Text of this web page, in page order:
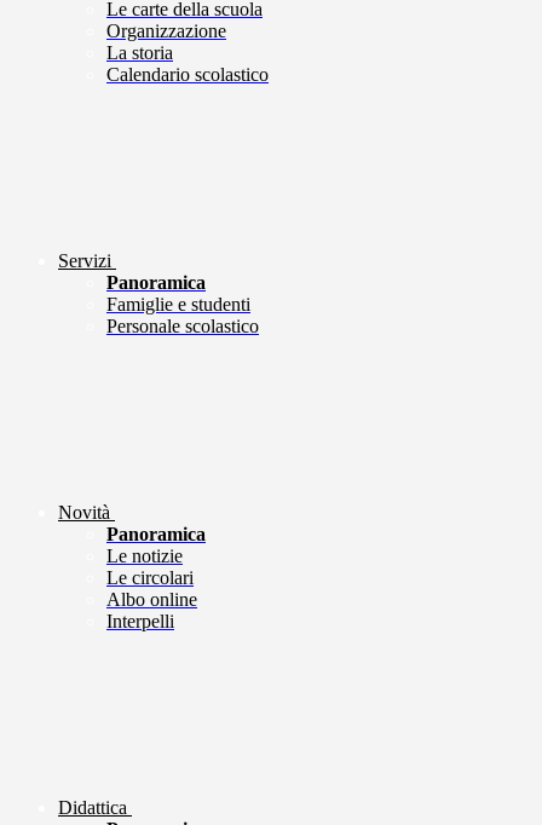
Le carte della scuola
Organizzazione
La storia
Calendario scolastico
Servizi
Panoramica
Famiglie e studenti
Personale scolastico
Novità
Panoramica
Le notizie
Le circolari
Albo online
Interpelli
Didattica